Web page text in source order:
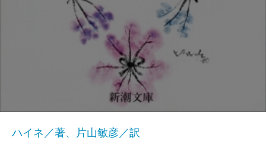
ハイネ／著、片山敏彦／訳